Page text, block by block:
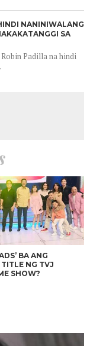
NANINIWALANG
SA
Padilla na hindi
BA ANG
NG TVJ
SHOW?